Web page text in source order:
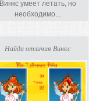
Винкс умеет летать, но
необходимо...
Найди отличия Винкс